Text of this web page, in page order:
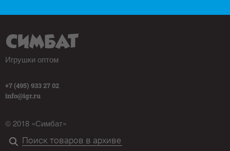
Игрушки оптом
+7 (495) 933 27 02
info@igr.ru
© 2018 «Симбат»